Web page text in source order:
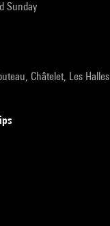
Sunday
Châtelet, Les Halles